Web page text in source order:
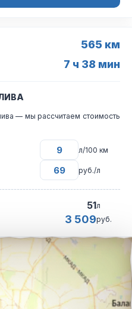
565 км
7 ч 38 мин
— мы рассчитаем стоимость
л/100 км
руб./л
51л
3 509руб.
маршрута из города